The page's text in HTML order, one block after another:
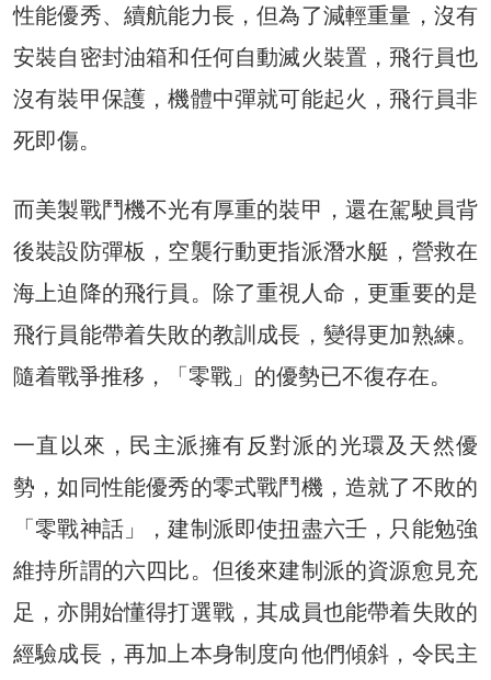
性能優秀、續航能力長，但為了減輕重量，沒有
安裝自密封油箱和任何自動滅火裝置，飛行員也
沒有裝甲保護，機體中彈就可能起火，飛行員非
死即傷。
而美製戰鬥機不光有厚重的裝甲，還在駕駛員背
後裝設防彈板，空襲行動更指派潛水艇，營救在
海上迫降的飛行員。除了重視人命，更重要的是
飛行員能帶着失敗的教訓成長，變得更加熟練。
隨着戰爭推移，「零戰」的優勢已不復存在。
一直以來，民主派擁有反對派的光環及天然優
勢，如同性能優秀的零式戰鬥機，造就了不敗的
「零戰神話」，建制派即使扭盡六壬，只能勉強
維持所謂的六四比。但後來建制派的資源愈見充
足，亦開始懂得打選戰，其成員也能帶着失敗的
經驗成長，再加上本身制度向他們傾斜，令民主